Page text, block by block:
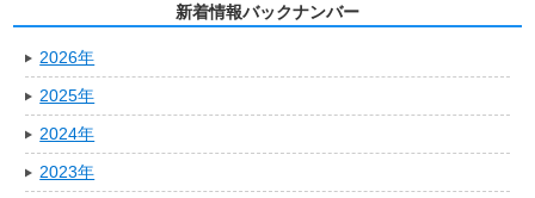
新着情報バックナンバー
2026年
2025年
2024年
2023年